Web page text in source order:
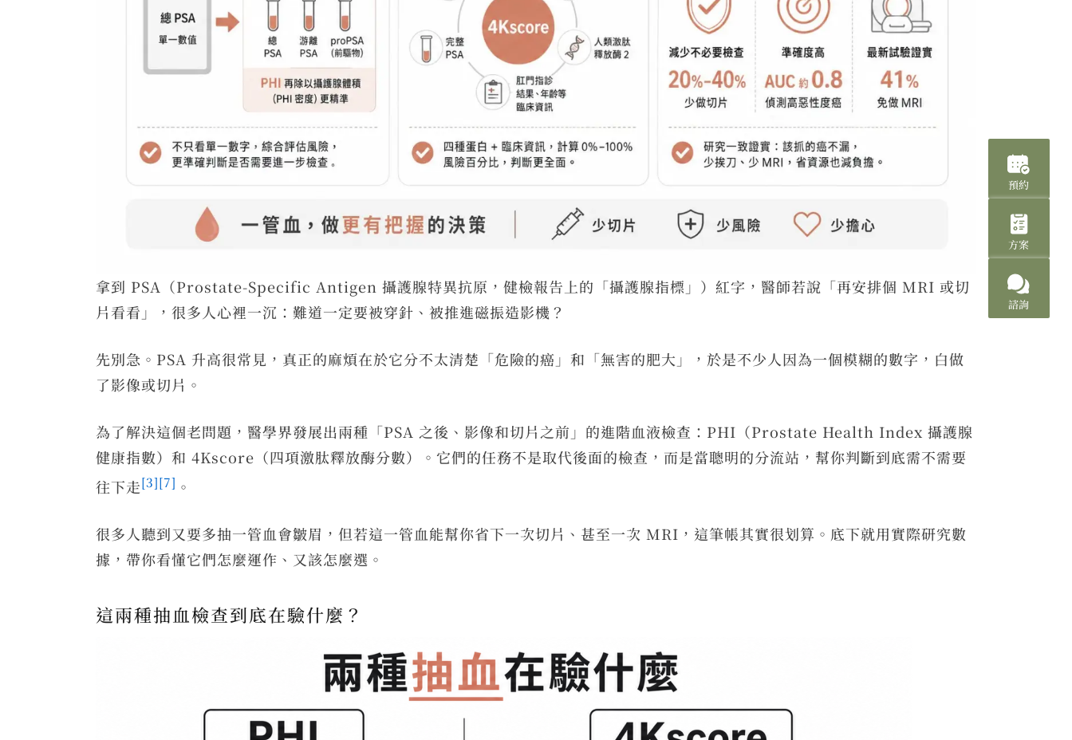
預約
方案
諮詢
拿到 PSA（Prostate-Specific Antigen 攝護腺特異抗原，健檢報告上的「攝護腺指標」）紅字，醫師若說「再安排個 MRI 或切
片看看」，很多人心裡一沉：難道一定要被穿針、被推進磁振造影機？
先別急。PSA 升高很常見，真正的麻煩在於它分不太清楚「危險的癌」和「無害的肥大」，於是不少人因為一個模糊的數字，白做
了影像或切片。
為了解決這個老問題，醫學界發展出兩種「PSA 之後、影像和切片之前」的進階血液檢查：PHI（Prostate Health Index 攝護腺
健康指數）和 4Kscore（四項激肽釋放酶分數）。它們的任務不是取代後面的檢查，而是當聰明的分流站，幫你判斷到底需不需要
往下走[3][7] 。
很多人聽到又要多抽一管血會皺眉，但若這一管血能幫你省下一次切片、甚至一次 MRI，這筆帳其實很划算。底下就用實際研究數
據，帶你看懂它們怎麼運作、又該怎麼選。
這兩種抽血檢查到底在驗什麼？